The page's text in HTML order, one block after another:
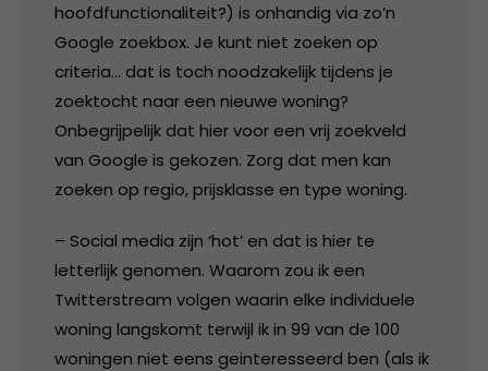
hoofdfunctionaliteit?) is onhandig via zo’n
Google zoekbox. Je kunt niet zoeken op
criteria… dat is toch noodzakelijk tijdens je
zoektocht naar een nieuwe woning?
Onbegrijpelijk dat hier voor een vrij zoekveld
van Google is gekozen. Zorg dat men kan
zoeken op regio, prijsklasse en type woning.
– Social media zijn ‘hot’ en dat is hier te
letterlijk genomen. Waarom zou ik een
Twitterstream volgen waarin elke individuele
woning langskomt terwijl ik in 99 van de 100
woningen niet eens geinteresseerd ben (als ik